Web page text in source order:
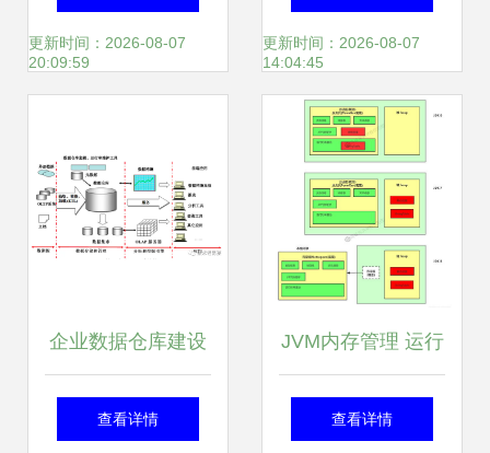
更新时间：2026-08-07
20:09:59
算的完美融合
更新时间：2026-08-07
14:04:45
企业数据仓库建设
的设计(一) 数据处
查看详情
JVM内存管理 运行
时数据区域与数据
查看详情